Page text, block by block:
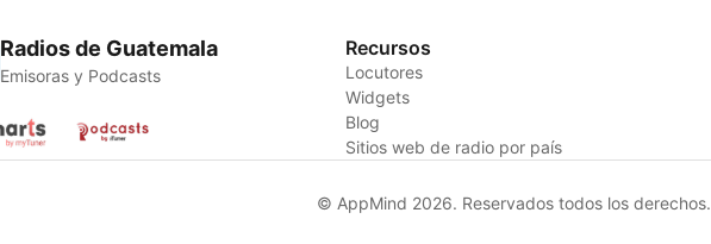
Radios de Guatemala
Emisoras y Podcasts
Recursos
Locutores
Widgets
Blog
Sitios web de radio por país
© AppMind 2026. Reservados todos los derechos.